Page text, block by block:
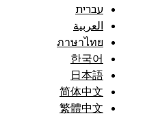
עברית
العربية
ภาษาไทย
한국어
日本語
简体中文
繁體中文